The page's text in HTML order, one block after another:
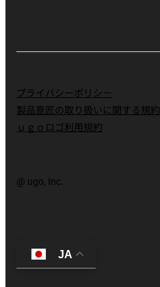
@ ugo, Inc.
プライバシーポリシー
製品意匠の取り扱いに関する規約
ｕｇｏロゴ利用規約
JA